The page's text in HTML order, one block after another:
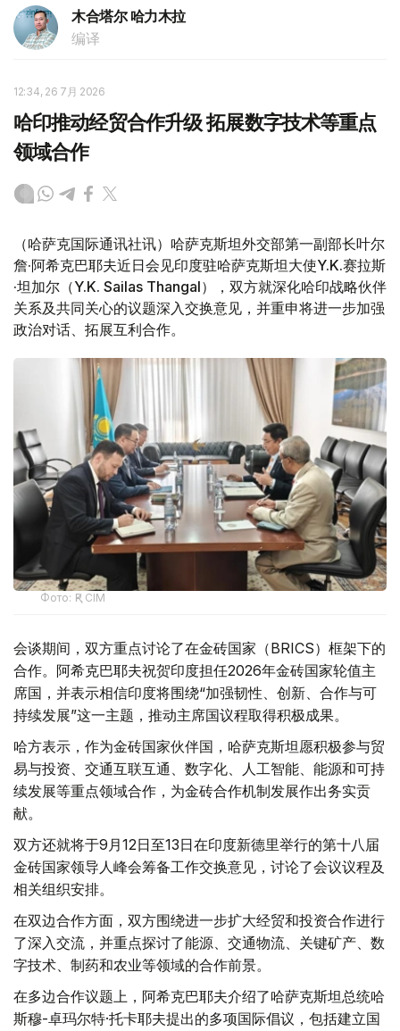
木合塔尔 哈力木拉
编译
12:34, 26 7月 2026
哈印推动经贸合作升级 拓展数字技术等重点
领域合作
（哈萨克国际通讯社讯）哈萨克斯坦外交部第一副部长叶尔
詹·阿希克巴耶夫近日会见印度驻哈萨克斯坦大使Y.K.赛拉斯
·坦加尔（Y.K. Sailas Thangal），双方就深化哈印战略伙伴
关系及共同关心的议题深入交换意见，并重申将进一步加强
政治对话、拓展互利合作。
Фото: ҚР СІМ
会谈期间，双方重点讨论了在金砖国家（BRICS）框架下的
合作。阿希克巴耶夫祝贺印度担任2026年金砖国家轮值主
席国，并表示相信印度将围绕“加强韧性、创新、合作与可
持续发展”这一主题，推动主席国议程取得积极成果。
哈方表示，作为金砖国家伙伴国，哈萨克斯坦愿积极参与贸
易与投资、交通互联互通、数字化、人工智能、能源和可持
续发展等重点领域合作，为金砖合作机制发展作出务实贡
献。
双方还就将于9月12日至13日在印度新德里举行的第十八届
金砖国家领导人峰会筹备工作交换意见，讨论了会议议程及
相关组织安排。
在双边合作方面，双方围绕进一步扩大经贸和投资合作进行
了深入交流，并重点探讨了能源、交通物流、关键矿产、数
字技术、制药和农业等领域的合作前景。
在多边合作议题上，阿希克巴耶夫介绍了哈萨克斯坦总统哈
斯穆-卓玛尔特·托卡耶夫提出的多项国际倡议，包括建立国